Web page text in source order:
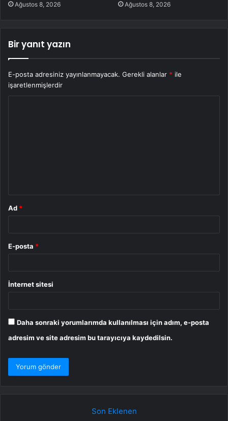
Ağustos 8, 2026 Ağustos 8, 2026
Bir yanıt yazın
E-posta adresiniz yayınlanmayacak. Gerekli alanlar * ile
işaretlenmişlerdir
Ad *
E-posta *
İnternet sitesi
Daha sonraki yorumlarımda kullanılması için adım, e-posta
adresim ve site adresim bu tarayıcıya kaydedilsin.
Son Eklenen